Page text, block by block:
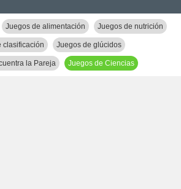
Juegos de alimentación Juegos de nutrición
clasificación Juegos de glúcidos
la Pareja Juegos de Ciencias